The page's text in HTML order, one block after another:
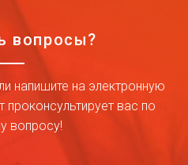
вопросы?
напишите на электронную
проконсультирует вас по
вопросу!